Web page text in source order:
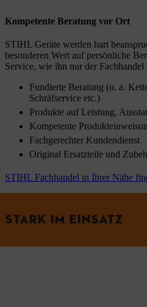
Kompetente Beratung vor Ort
STIHL Geräte werden hart
besonderen Wert auf persönliche
Service, wie ihn nur der Fachhandel
Fundierte Beratung (u. a.
Schräfservice etc.)
Produkte auf Leistung,
Kompetente
Fachgerechter Kundendienst
Original Ersatzteile und
STIHL Fachhandel in Ihrer Nähe
STARK IM EINSATZ